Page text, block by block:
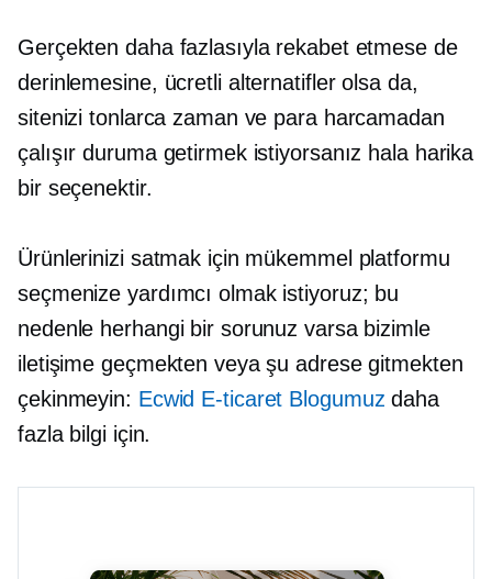
Gerçekten daha fazlasıyla rekabet etmese de
derinlemesine, ücretli alternatifler olsa da,
sitenizi tonlarca zaman ve para harcamadan
çalışır duruma getirmek istiyorsanız hala harika
bir seçenektir.
Ürünlerinizi satmak için mükemmel platformu
seçmenize yardımcı olmak istiyoruz; bu
nedenle herhangi bir sorunuz varsa bizimle
iletişime geçmekten veya şu adrese gitmekten
çekinmeyin: Ecwid E-ticaret Blogumuz daha
fazla bilgi için.